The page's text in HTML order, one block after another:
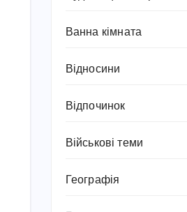
Ванна кімната
Відносини
Відпочинок
Військові теми
Географія